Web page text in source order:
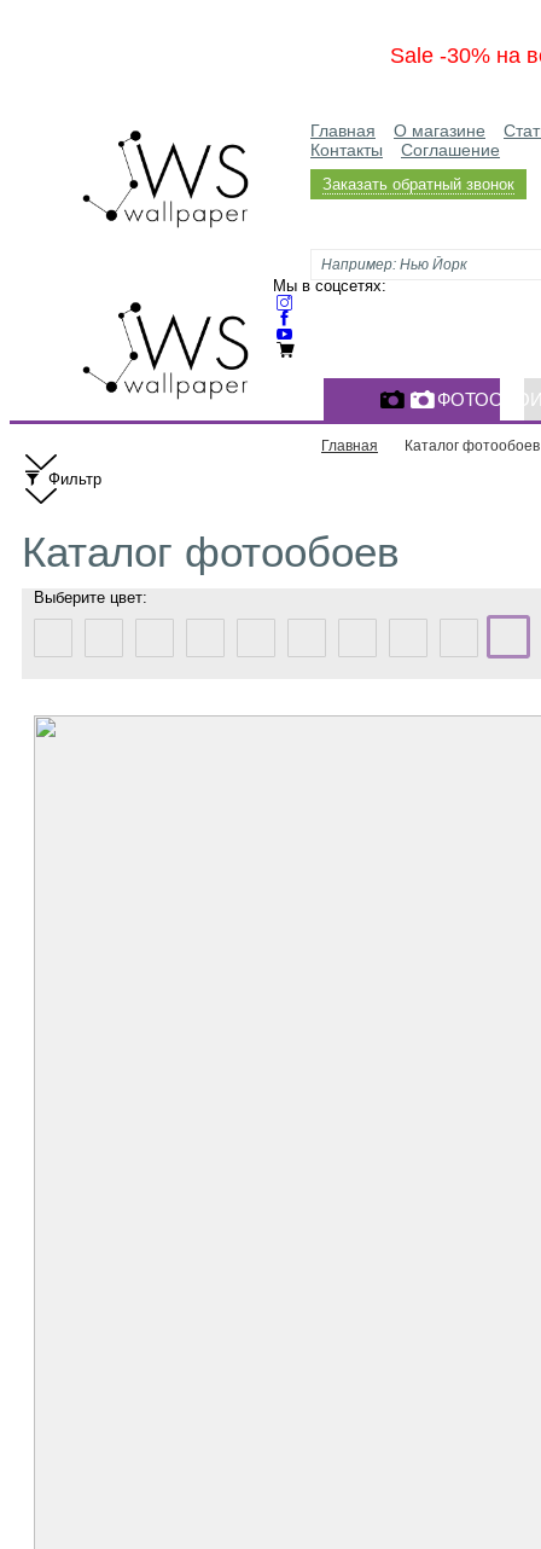
Sale -30% на
Главная О магазине
Контакты
Соглашение
Заказать обратный звонок
Мы в соцсетях:
Главная Каталог фотообоев
Фильтр
Каталог фотообоев
Выберите цвет: